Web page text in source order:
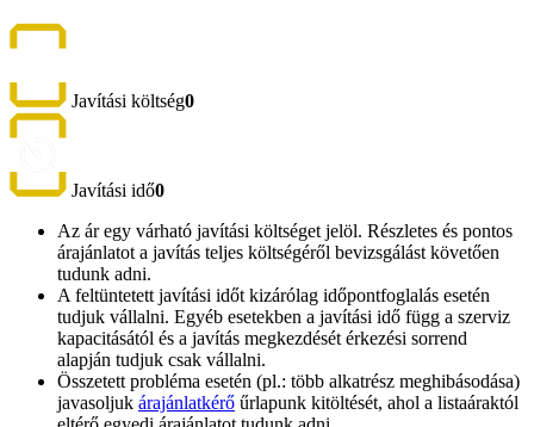
Javítási költség0
Javítási idő0
Az ár egy várható javítási költséget jelöl. Részletes és pontos
árajánlatot a javítás teljes költségéről bevizsgálást követően
tudunk adni.
A feltüntetett javítási időt kizárólag időpontfoglalás esetén
tudjuk vállalni. Egyéb esetekben a javítási idő függ a szerviz
kapacitásától és a javítás megkezdését érkezési sorrend
alapján tudjuk csak vállalni.
Összetett probléma esetén (pl.: több alkatrész meghibásodása)
javasoljuk árajánlatkérő űrlapunk kitöltését, ahol a listaáraktól